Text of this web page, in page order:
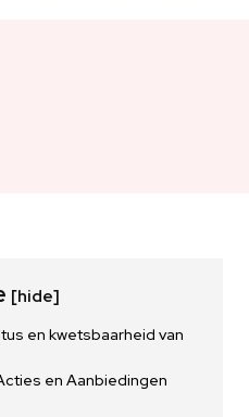
[hide]
en kwetsbaarheid van
en Aanbiedingen